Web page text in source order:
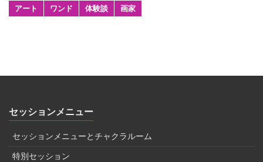
アート ワンド 体験談 画家
セッションメニュー
セッションメニューとチャクラルーム
特別セッション